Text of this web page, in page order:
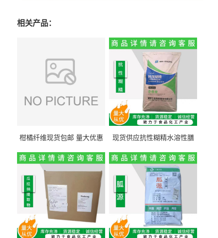
相关产品：
柑橘纤维现货包邮 量大优惠
现货供应抗性糊精水溶性膳
量1kg包邮